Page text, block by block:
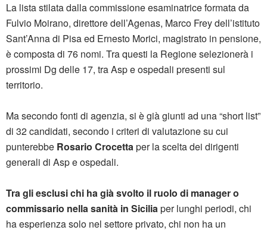
La lista stilata dalla commissione esaminatrice formata da
Fulvio Moirano, direttore dell’Agenas, Marco Frey dell’istituto
Sant’Anna di Pisa ed Ernesto Morici, magistrato in pensione,
è composta di 76 nomi. Tra questi la Regione selezionerà i
prossimi Dg delle 17, tra Asp e ospedali presenti sul
territorio.
Ma secondo fonti di agenzia, si è già giunti ad una “short list”
di 32 candidati, secondo i criteri di valutazione su cui
punterebbe Rosario Crocettaper la scelta dei dirigenti
generali di Asp e ospedali.
Tra gli esclusi chi ha già svolto il ruolo di manager o
commissario nella sanità in Siciliaper lunghi periodi, chi
ha esperienza solo nel settore privato, chi non ha un